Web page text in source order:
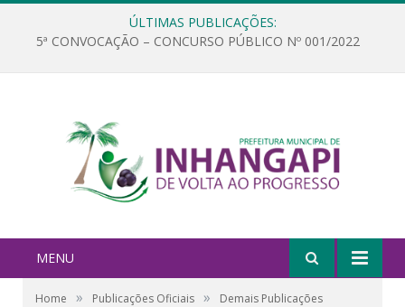
ÚLTIMAS PUBLICAÇÕES:
5ª CONVOCAÇÃO – CONCURSO PÚBLICO Nº 001/2022
MENU
Home » Publicações Oficiais »
Demais Publicações